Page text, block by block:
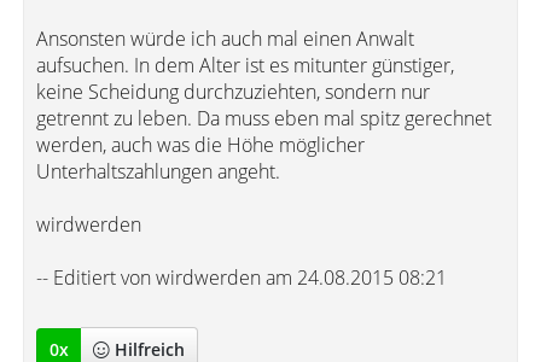
Ansonsten würde ich auch mal einen Anwalt
aufsuchen. In dem Alter ist es mitunter günstiger,
keine Scheidung durchzuziehten, sondern nur
getrennt zu leben. Da muss eben mal spitz gerechnet
werden, auch was die Höhe möglicher
Unterhaltszahlungen angeht.
wirdwerden
-- Editiert von wirdwerden am 24.08.2015 08:21
0x Hilfreich